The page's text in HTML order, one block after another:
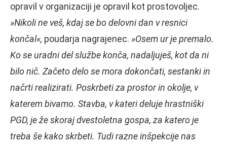
opravil v organizaciji je opravil kot prostovoljec.
»Nikoli ne veš, kdaj se bo delovni dan v resnici
končal«, poudarja nagrajenec. »Osem ur je premalo.
Ko se uradni del službe konča, nadaljuješ, kot da ni
bilo nič. Začeto delo se mora dokončati, sestanki in
načrti realizirati. Poskrbeti za prostor in okolje, v
katerem bivamo. Stavba, v kateri deluje hrastniški
PGD, je že skoraj dvestoletna gospa, za katero je
treba še kako skrbeti. Tudi razne inšpekcije nas